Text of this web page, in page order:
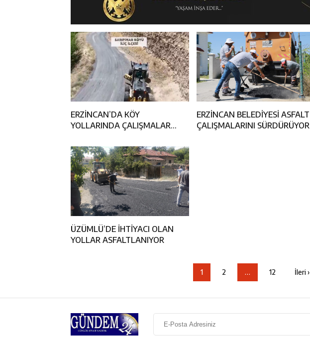
ERZİNCAN’DA KÖY
YOLLARINDA ÇALIŞMALAR
ERZİNCAN BELEDİYESİ ASFALT
ÇALIŞMALARINI SÜRDÜRÜYOR
ÜZÜMLÜ’DE İHTİYACI OLAN
YOLLAR ASFALTLANIYOR
1 2 … 12 İleri ›